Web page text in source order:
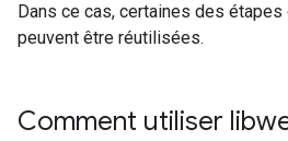
Dans ce cas, certaines des
peuvent être réutilisées.
Comment utiliser